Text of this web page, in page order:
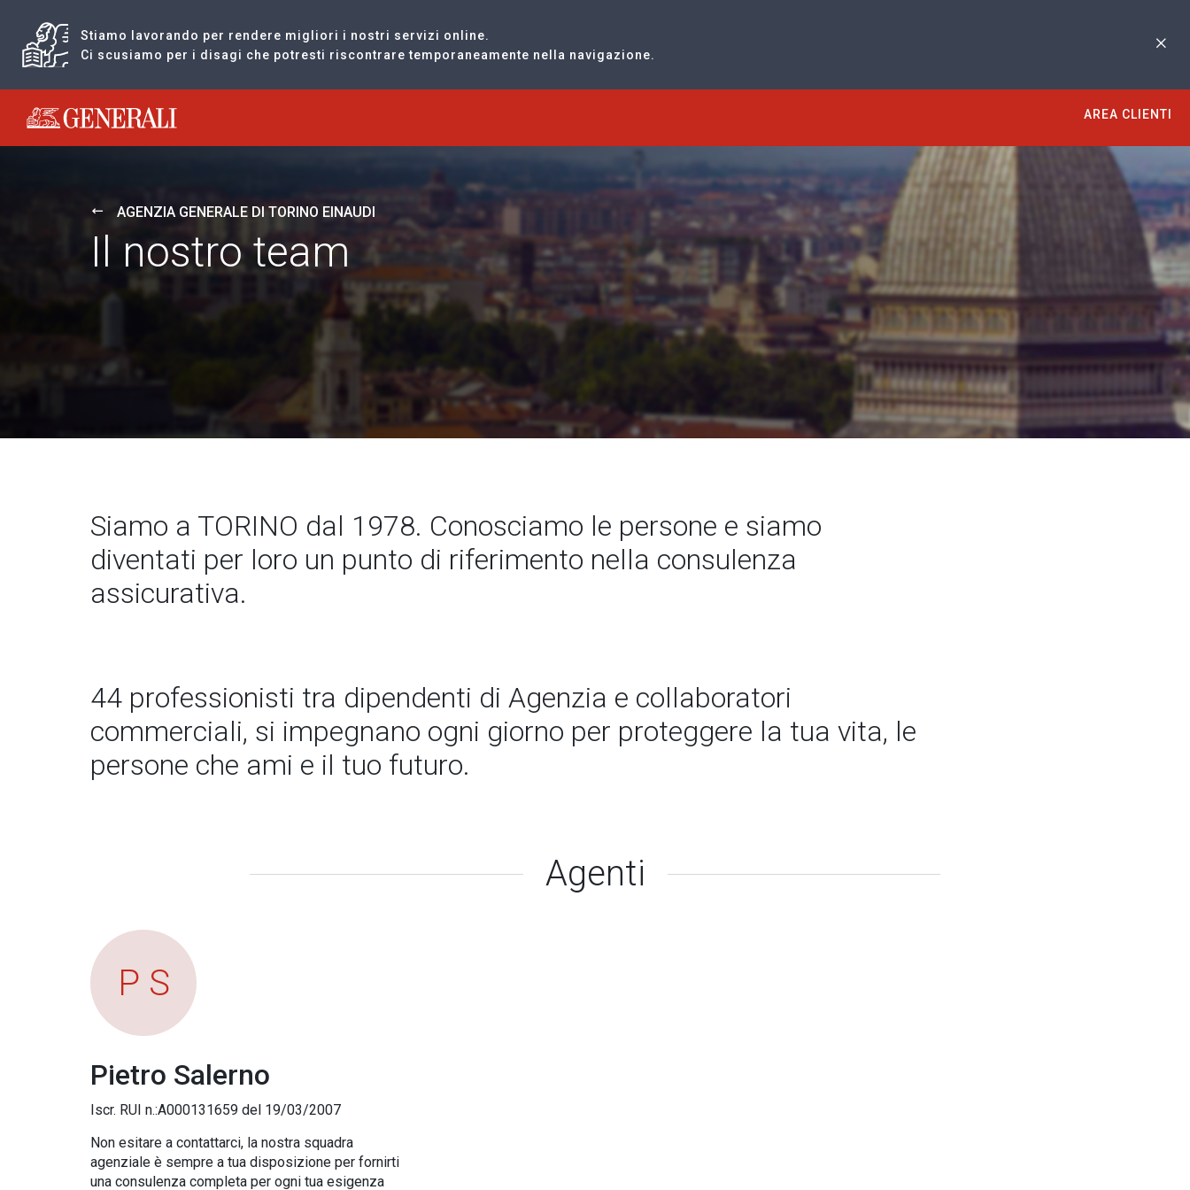
Stiamo lavorando per rendere migliori i nostri servizi online.
Ci scusiamo per i disagi che potresti riscontrare temporaneamente nella navigazione.
Generali logo
AREA CLIENTI
AGENZIA GENERALE DI TORINO EINAUDI
Il nostro team
Siamo a TORINO dal 1978. Conosciamo le persone e siamo
diventati per loro un punto di riferimento nella consulenza
assicurativa.
44 professionisti tra dipendenti di Agenzia e collaboratori
commerciali, si impegnano ogni giorno per proteggere la tua vita, le
persone che ami e il tuo futuro.
Agenti
P S
Pietro Salerno
Iscr. RUI n.:A000131659 del 19/03/2007
Non esitare a contattarci, la nostra squadra
agenziale è sempre a tua disposizione per fornirti
una consulenza completa per ogni tua esigenza